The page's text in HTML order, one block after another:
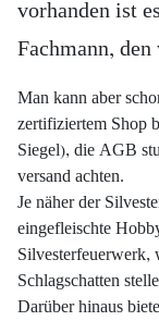
vorhanden ist
Fachmann,
Man kann aber
zertifiziertem Shop
Siegel), die AGB
versand achten.
Je näher der
eingefleischte
Silvesterfeuerwerk,
Schlagschatten
Darüber hinaus